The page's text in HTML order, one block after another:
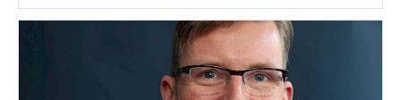
Sozialrecht
Kompetenzstelle Fahrpersonal
Kompenzzentrum Recht (KomRe)